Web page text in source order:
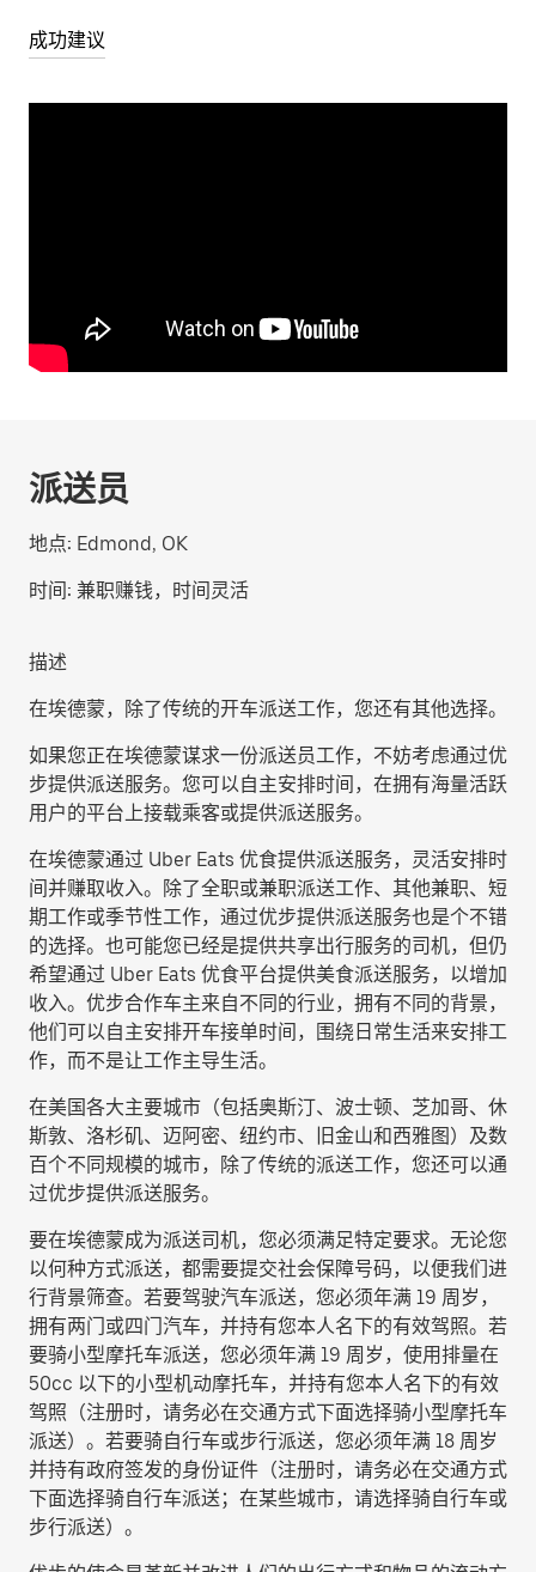
成功建议
派送员
地点: Edmond, OK
时间: 兼职赚钱，时间灵活
描述
在埃德蒙，除了传统的开车派送工作，您还有其他选择。
如果您正在埃德蒙谋求一份派送员工作，不妨考虑通过优
步提供派送服务。您可以自主安排时间，在拥有海量活跃
用户的平台上接载乘客或提供派送服务。
在埃德蒙通过 Uber Eats 优食提供派送服务，灵活安排时
间并赚取收入。除了全职或兼职派送工作、其他兼职、短
期工作或季节性工作，通过优步提供派送服务也是个不错
的选择。也可能您已经是提供共享出行服务的司机，但仍
希望通过 Uber Eats 优食平台提供美食派送服务，以增加
收入。优步合作车主来自不同的行业，拥有不同的背景，
他们可以自主安排开车接单时间，围绕日常生活来安排工
作，而不是让工作主导生活。
在美国各大主要城市（包括奥斯汀、波士顿、芝加哥、休
斯敦、洛杉矶、迈阿密、纽约市、旧金山和西雅图）及数
百个不同规模的城市，除了传统的派送工作，您还可以通
过优步提供派送服务。
要在埃德蒙成为派送司机，您必须满足特定要求。无论您
以何种方式派送，都需要提交社会保障号码，以便我们进
行背景筛查。若要驾驶汽车派送，您必须年满 19 周岁，
拥有两门或四门汽车，并持有您本人名下的有效驾照。若
要骑小型摩托车派送，您必须年满 19 周岁，使用排量在
50cc 以下的小型机动摩托车，并持有您本人名下的有效
驾照（注册时，请务必在交通方式下面选择骑小型摩托车
派送）。若要骑自行车或步行派送，您必须年满 18 周岁
并持有政府签发的身份证件（注册时，请务必在交通方式
下面选择骑自行车派送；在某些城市，请选择骑自行车或
步行派送）。